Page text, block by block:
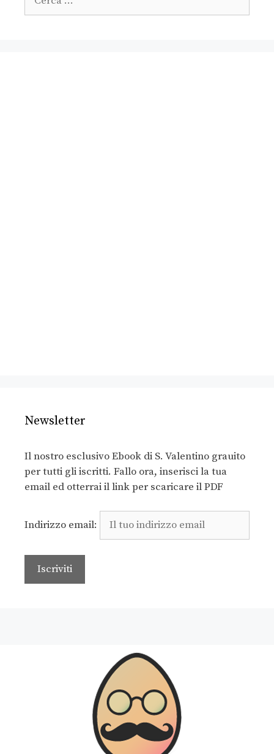
Newsletter
Il nostro esclusivo Ebook di S. Valentino grauito
per tutti gli iscritti. Fallo ora, inserisci la tua
email ed otterrai il link per scaricare il PDF
Indirizzo email: